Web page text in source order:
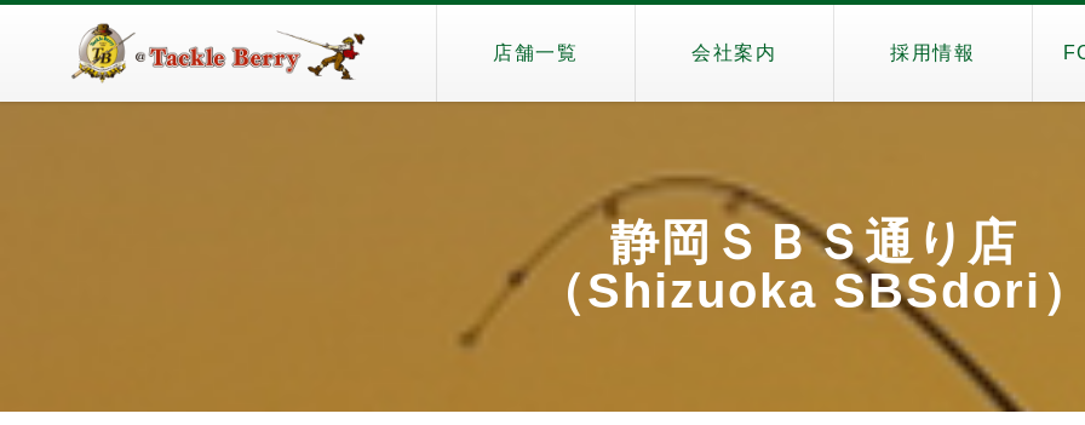
店舗一覧 会社案内 採用情報
静岡ＳＢＳ通り店
（Shizuoka SBSdori